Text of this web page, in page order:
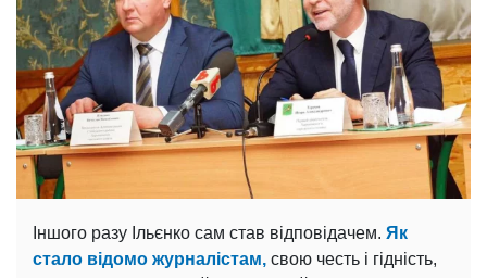
Іншого разу Ільєнко сам став відповідачем. Як
стало відомо журналістам, свою честь і гідність,